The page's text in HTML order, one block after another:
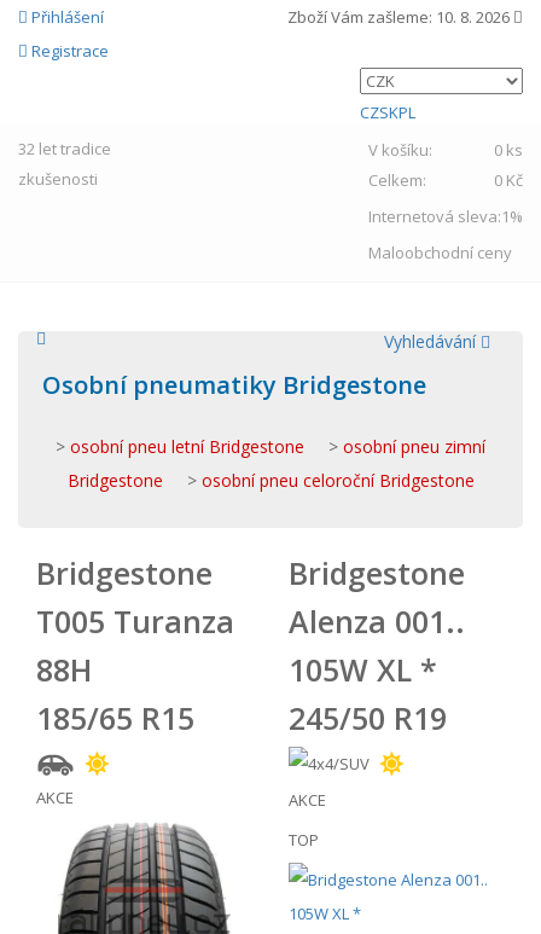
Přihlášení
Registrace
Zboží Vám zašleme: 10. 8. 2026
CZSKPL
32 lettradice
zkušenosti
V košíku:
0 ks
Celkem:
0 Kč
Internetová sleva:1%
Maloobchodní ceny
Vyhledávání
Osobní pneumatiky Bridgestone
> osobní pneu letní Bridgestone > osobní pneu zimní
Bridgestone > osobní pneu celoroční Bridgestone
Bridgestone
T005 Turanza
88H
185/65 R15
AKCE
Bridgestone
Alenza 001..
105W XL *
245/50 R19
AKCE
TOP